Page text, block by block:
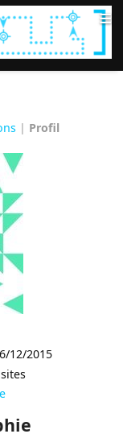
≡
| Profil
12/2015